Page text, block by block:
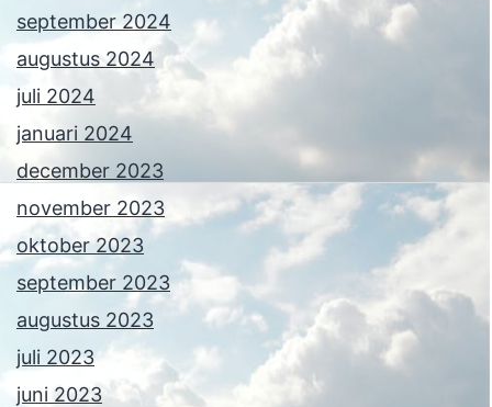
september 2024
augustus 2024
juli 2024
januari 2024
december 2023
november 2023
oktober 2023
september 2023
augustus 2023
juli 2023
juni 2023